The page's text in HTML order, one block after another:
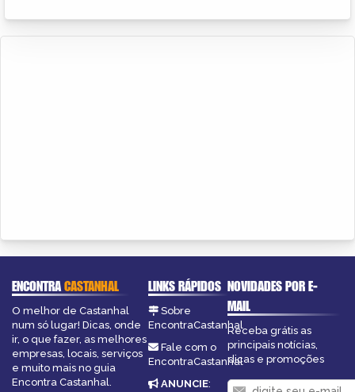
ENCONTRACASTANHAL
O melhor de Castanhal
num só lugar! Dicas, onde
ir, o que fazer, as melhores
empresas, locais, serviços
e muito mais no guia
Encontra Castanhal.
LINKS RÁPIDOS
Sobre
EncontraCastanhal
Fale com o
EncontraCastanhal
ANUNCIE:
NOVIDADES POR E-
MAIL
Receba grátis as
principais notícias,
dicas e promoções